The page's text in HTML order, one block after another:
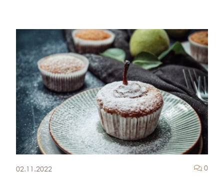
02.11.2022 0